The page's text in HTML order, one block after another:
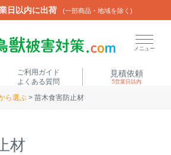
日以内に出荷 (一部商品・地域を除く)
メニュー
ご利用ガイド
よくある質問
見積依頼
5営業日以内
ら選ぶ 苗木食害防止材
材
以内に出荷 (一部商品・地域を除く)
閉じる
Rアニマルネット2300